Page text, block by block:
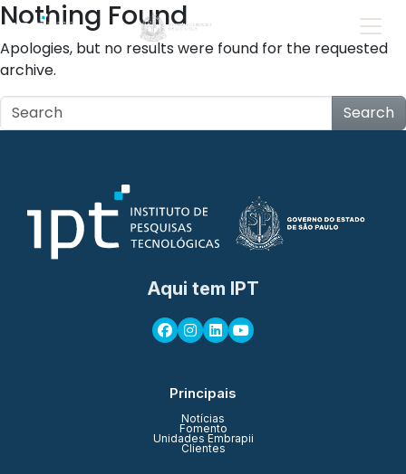
Nothing Found
Apologies, but no results were found for the requested
archive.
Search
Aqui tem IPT
Principais
Notícias
Fomento
Unidades Embrapii
Clientes